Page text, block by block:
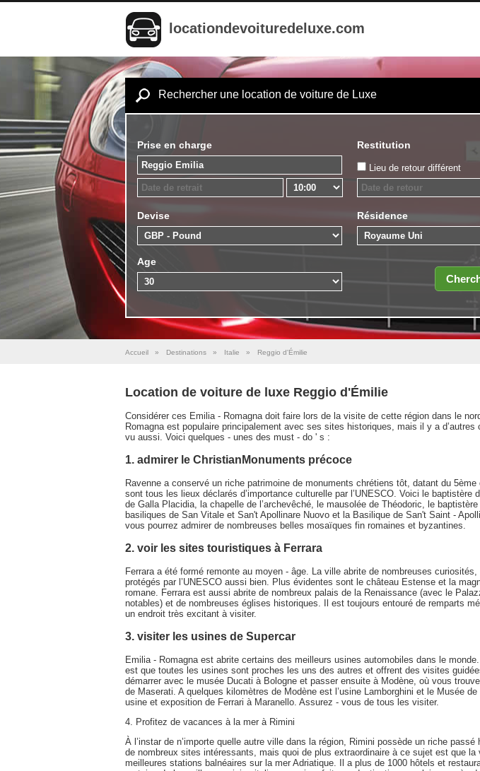
locationdevoituredeluxe.com
Rechercher une location de voiture de Luxe
Prise en charge Restitution
Lieu de retour différent
Devise Résidence
Age
Accueil » Destinations » Italie » Reggio d'Émilie
Location de voiture de luxe Reggio d'Émilie
Considérer ces Emilia - Romagna doit faire lors de la visite de cette région dans le
Romagna est populaire principalement avec ses sites historiques, mais il y a d’autres
vu aussi. Voici quelques - unes des must - do ' s :
1. admirer le ChristianMonuments précoce
Ravenne a conservé un riche patrimoine de monuments chrétiens tôt, datant du
sont tous les lieux déclarés d’importance culturelle par l’UNESCO. Voici le baptistère
de Galla Placidia, la chapelle de l’archevêché, le mausolée de Théodoric, le
basiliques de San Vitale et San't Apollinare Nuovo et la Basilique de San't Saint -
vous pourrez admirer de nombreuses belles mosaïques fin romaines et byzantines.
2. voir les sites touristiques à Ferrara
Ferrara a été formé remonte au moyen - âge. La ville abrite de nombreuses curiosités,
protégés par l’UNESCO aussi bien. Plus évidentes sont le château Estense et la
romane. Ferrara est aussi abrite de nombreux palais de la Renaissance (avec le
notables) et de nombreuses églises historiques. Il est toujours entouré de remparts
un endroit très excitant à visiter.
3. visiter les usines de Supercar
Emilia - Romagna est abrite certains des meilleurs usines automobiles dans le
est que toutes les usines sont proches les uns des autres et offrent des visites
démarrer avec le musée Ducati à Bologne et passer ensuite à Modène, où vous
de Maserati. A quelques kilomètres de Modène est l’usine Lamborghini et le Musée
usine et exposition de Ferrari à Maranello. Assurez - vous de tous les visiter.
4. Profitez de vacances à la mer à Rimini
À l’instar de n’importe quelle autre ville dans la région, Rimini possède un riche
de nombreux sites intéressants, mais quoi de plus extraordinaire à ce sujet est que la
meilleures stations balnéaires sur la mer Adriatique. Il a plus de 1000 hôtels et